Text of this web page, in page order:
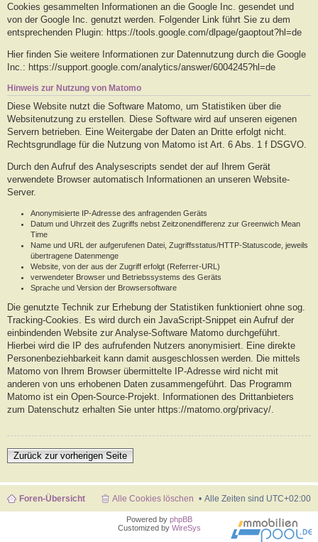
Cookies gesammelten Informationen an die Google Inc. gesendet und
von der Google Inc. genutzt werden. Folgender Link führt Sie zu dem
entsprechenden Plugin: https://tools.google.com/dlpage/gaoptout?hl=de
Hier finden Sie weitere Informationen zur Datennutzung durch die Google
Inc.: https://support.google.com/analytics/answer/6004245?hl=de
Hinweis zur Nutzung von Matomo
Diese Website nutzt die Software Matomo, um Statistiken über die
Websitenutzung zu erstellen. Diese Software wird auf unseren eigenen
Servern betrieben. Eine Weitergabe der Daten an Dritte erfolgt nicht.
Rechtsgrundlage für die Nutzung von Matomo ist Art. 6 Abs. 1 f DSGVO.
Durch den Aufruf des Analysescripts sendet der auf Ihrem Gerät
verwendete Browser automatisch Informationen an unseren Website-
Server.
Anonymisierte IP-Adresse des anfragenden Geräts
Datum und Uhrzeit des Zugriffs nebst Zeitzonendifferenz zur Greenwich Mean
Time
Name und URL der aufgerufenen Datei, Zugriffsstatus/HTTP-Statuscode, jeweils
übertragene Datenmenge
Website, von der aus der Zugriff erfolgt (Referrer-URL)
verwendeter Browser und Betriebssystems des Geräts
Sprache und Version der Browsersoftware
Die genutzte Technik zur Erhebung der Statistiken funktioniert ohne sog.
Tracking-Cookies. Es wird durch ein JavaScript-Snippet ein Aufruf der
einbindenden Website zur Analyse-Software Matomo durchgeführt.
Hierbei wird die IP des aufrufenden Nutzers anonymisiert. Eine direkte
Personenbeziehbarkeit kann damit ausgeschlossen werden. Die mittels
Matomo von Ihrem Browser übermittelte IP-Adresse wird nicht mit
anderen von uns erhobenen Daten zusammengeführt. Das Programm
Matomo ist ein Open-Source-Projekt. Informationen des Drittanbieters
zum Datenschutz erhalten Sie unter https://matomo.org/privacy/.
Zurück zur vorherigen Seite
Foren-Übersicht Alle Zeiten sind UTC+02:00
Alle Cookies löschen
Powered by phpBB
Customized by WireSys